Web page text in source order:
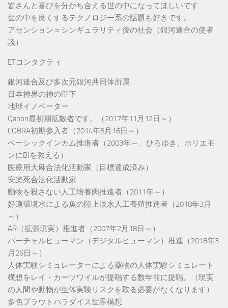
皆さんと喜びを分かち合える世の中になってほしいです
世の中を良くするテクノロジー系の話題も好きです。
アセンション＝シンギュラリティ後の社会（銀河連合の使者
談）
ETコンタクティ
銀河連合及び多次元銀河共同体所属
日本神界の神の臣下
地球イノベーター
Qanon最初期拡散者です。（2017年11月12日～）
COBRA初期参入者（2014年8月16日～）
ベーシックインカム推進者（2003年～、ひろゆき、ホリエモ
ンにBIを教える）
医療用大麻合法化活動家（目標達成済み）
安楽死合法化活動家
動物を殺さない人工培養肉推進者（2011年～）
好適環境水による魚の陸上淡水人工養殖推進者（2018年3月
～）
AR（拡張現実）推進者（2007年2月18日～）
バーチャルヒューマン（デジタルヒューマン）推進（2018年3
月26日～）
人体実験シミュレーターによる薬物の人体実験シミュレート
構想をレイ・カーツワイルが提唱する数年前に提唱。（現実
の人間や動物が生体実験リスクを取る必要がなくなります）
多色プラウトパラダイス世界構想